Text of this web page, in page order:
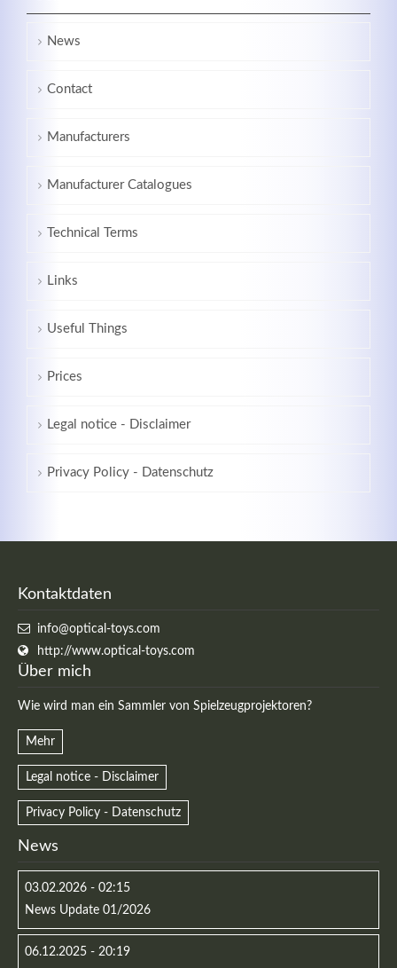
News
Contact
Manufacturers
Manufacturer Catalogues
Technical Terms
Links
Useful Things
Prices
Legal notice - Disclaimer
Privacy Policy - Datenschutz
Kontaktdaten
info@optical-toys.com
http://www.optical-toys.com
Über mich
Wie wird man ein Sammler von Spielzeugprojektoren?
Mehr
Legal notice - Disclaimer
Privacy Policy - Datenschutz
News
03.02.2026 - 02:15
News Update 01/2026
06.12.2025 - 20:19
elit. Aenean commodo ligula eget dolor.
Registrieren